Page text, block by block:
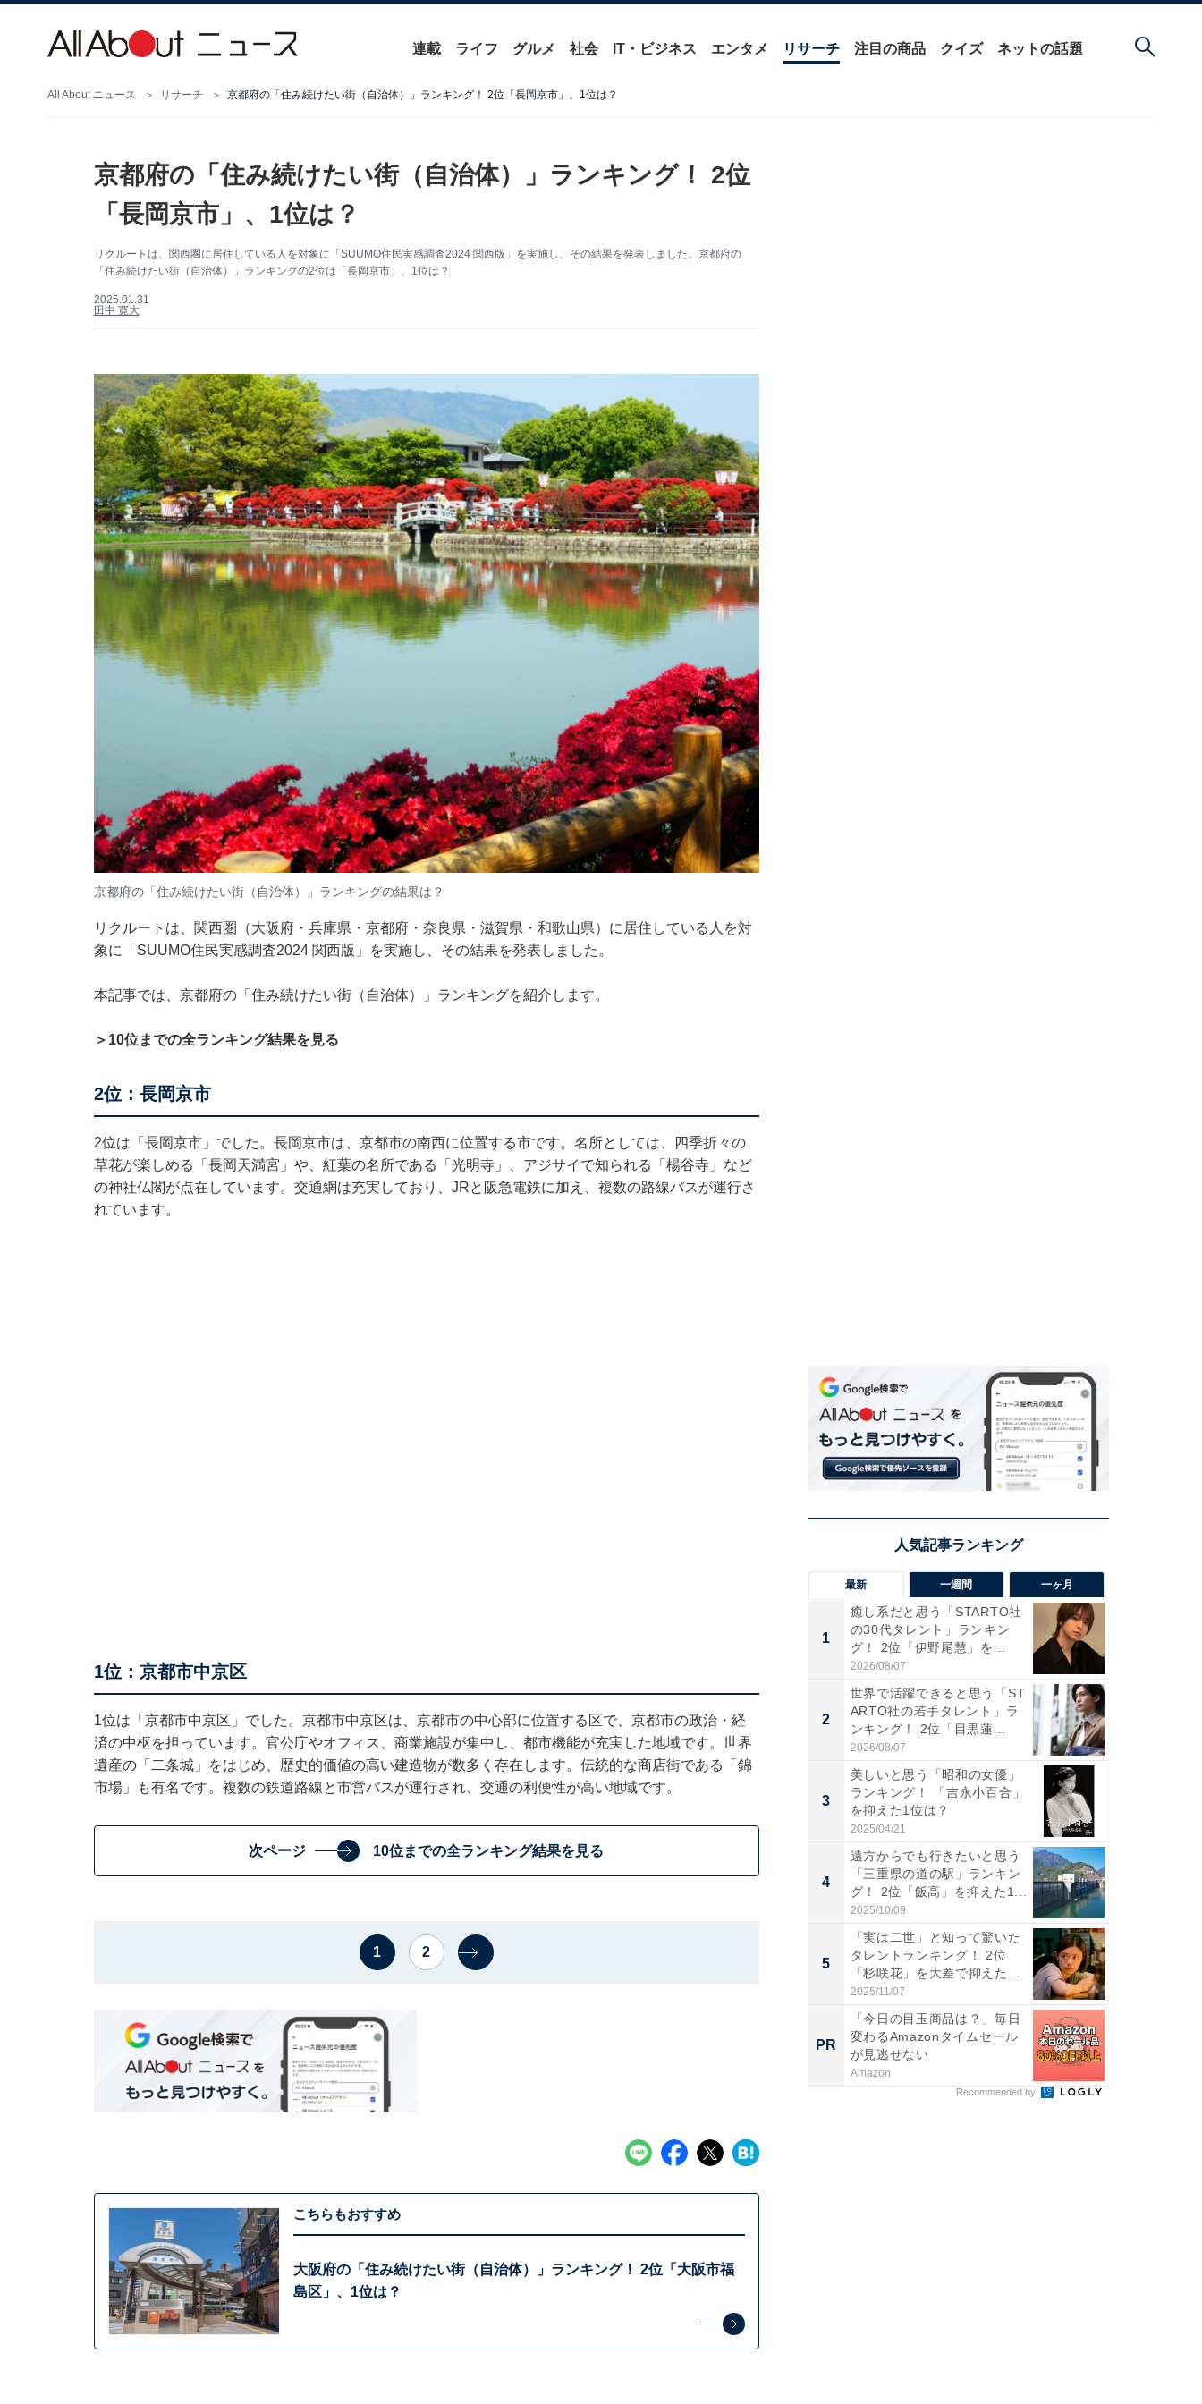
連載 ライフ グルメ 社会 IT・ビジネス エンタメ リサーチ 注目の商品 クイズ ネットの話題
All About ニュース リサーチ 京都府の「住み続けたい街（自治体）」ランキング！ 2位「長岡京市」、1位は？
京都府の「住み続けたい街（自治体）」ランキング！ 2位
「長岡京市」、1位は？
リクルートは、関西圏に居住している人を対象に「SUUMO住民実感調査2024 関西版」を実施し、その結果を発表しました。京都府の
「住み続けたい街（自治体）」ランキングの2位は「長岡京市」、1位は？
2025.01.31
田中 寛大
京都府の「住み続けたい街（自治体）」ランキングの結果は？
リクルートは、関西圏（大阪府・兵庫県・京都府・奈良県・滋賀県・和歌山県）に居住している人を対
象に「SUUMO住民実感調査2024 関西版」を実施し、その結果を発表しました。
本記事では、京都府の「住み続けたい街（自治体）」ランキングを紹介します。
＞10位までの全ランキング結果を見る
2位：長岡京市
2位は「長岡京市」でした。長岡京市は、京都市の南西に位置する市です。名所としては、四季折々の
草花が楽しめる「長岡天満宮」や、紅葉の名所である「光明寺」、アジサイで知られる「楊谷寺」など
の神社仏閣が点在しています。交通網は充実しており、JRと阪急電鉄に加え、複数の路線バスが運行さ
れています。
1位：京都市中京区
1位は「京都市中京区」でした。京都市中京区は、京都市の中心部に位置する区で、京都市の政治・経
済の中枢を担っています。官公庁やオフィス、商業施設が集中し、都市機能が充実した地域です。世界
遺産の「二条城」をはじめ、歴史的価値の高い建造物が数多く存在します。伝統的な商店街である「錦
市場」も有名です。複数の鉄道路線と市営バスが運行され、交通の利便性が高い地域です。
次ページ 10位までの全ランキング結果を見る
1 2
こちらもおすすめ
大阪府の「住み続けたい街（自治体）」ランキング！ 2位「大阪市福
島区」、1位は？
最新 一週間 一ヶ月
1
癒し系だと思う「STARTO社
の30代タレント」ランキン
グ！ 2位「伊野尾慧」を...
2026/08/07
2
世界で活躍できると思う「ST
ARTO社の若手タレント」ラ
ンキング！ 2位「目黒蓮...
2026/08/07
3
美しいと思う「昭和の女優」
ランキング！ 「吉永小百合」
を抑えた1位は？
2025/04/21
4
遠方からでも行きたいと思う
「三重県の道の駅」ランキン
グ！ 2位「飯高」を抑えた1...
2025/10/09
5
「実は二世」と知って驚いた
タレントランキング！ 2位
「杉咲花」を大差で抑えた1
位...
2025/11/07
PR
「今日の目玉商品は？」毎日
変わるAmazonタイムセール
が見逃せない
Amazon
Recommended by